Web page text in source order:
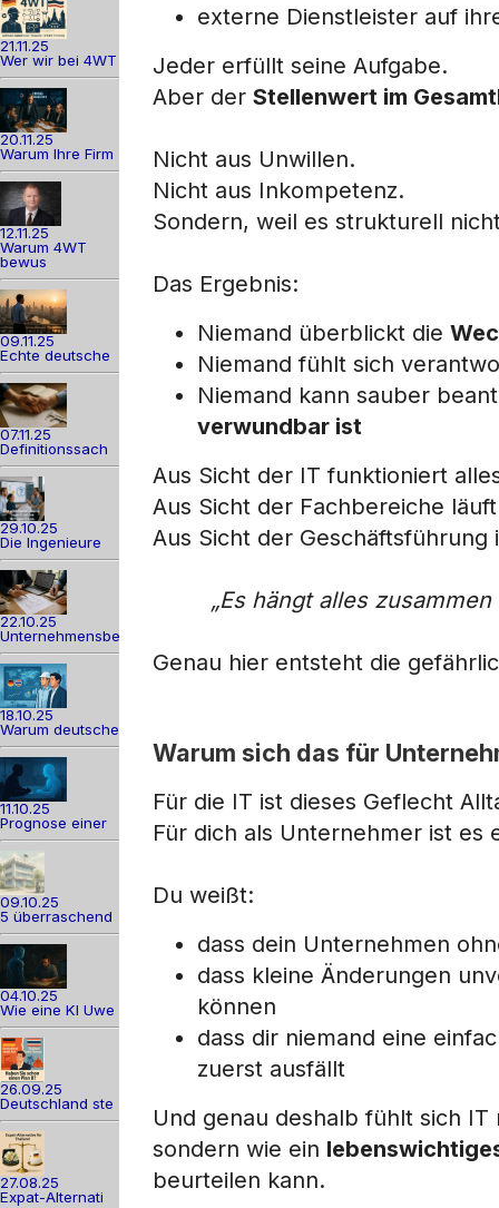
21.11.25
Wer wir bei 4WT
20.11.25
Warum Ihre Firm
12.11.25
Warum 4WT
bewus
09.11.25
Echte deutsche
07.11.25
Definitionssach
29.10.25
Die Ingenieure
22.10.25
Unternehmensber
18.10.25
Warum deutsche
11.10.25
Prognose einer
09.10.25
5 überraschend
04.10.25
Wie eine KI Uwe
26.09.25
Deutschland ste
27.08.25
Expat-Alternati
externe Dienstleister auf
Jeder erfüllt seine Aufgabe.
Aber der Stellenwert im
Nicht aus Unwillen.
Nicht aus Inkompetenz.
Sondern, weil es strukturell
Das Ergebnis:
Niemand überblickt die
Niemand fühlt sich
Niemand kann sauber
verwundbar ist
Aus Sicht der IT funktioniert
Aus Sicht der Fachbereiche
Aus Sicht der Geschäftsführung
„Es hängt alles
Genau hier entsteht die
Warum sich das für
Für die IT ist dieses Geflecht
Für dich als Unternehmer ist es
Du weißt:
dass dein Unternehmen
dass kleine Änderungen
können
dass dir niemand eine
zuerst ausfällt
Und genau deshalb fühlt sich
sondern wie ein
beurteilen kann.